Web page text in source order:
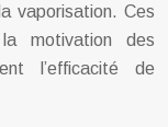
vaporisation. Ces
la motivation des
l’efficacité de